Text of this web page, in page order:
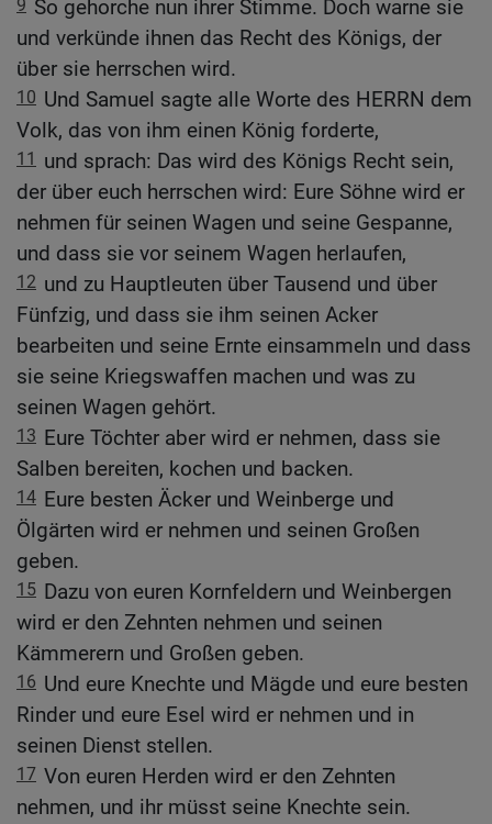
9 So gehorche nun ihrer Stimme. Doch warne sie
und verkünde ihnen das Recht des Königs, der
über sie herrschen wird.
10 Und Samuel sagte alle Worte des HERRN dem
Volk, das von ihm einen König forderte,
11
und sprach: Das wird des Königs Recht sein,
der über euch herrschen wird: Eure Söhne wird er
nehmen für seinen Wagen und seine Gespanne,
und dass sie vor seinem Wagen herlaufen,
12 und zu Hauptleuten über Tausend und über
Fünfzig, und dass sie ihm seinen Acker
bearbeiten und seine Ernte einsammeln und dass
sie seine Kriegswaffen machen und was zu
seinen Wagen gehört.
13 Eure Töchter aber wird er nehmen, dass sie
Salben bereiten, kochen und backen.
14 Eure besten Äcker und Weinberge und
Ölgärten wird er nehmen und seinen Großen
geben.
15 Dazu von euren Kornfeldern und Weinbergen
wird er den Zehnten nehmen und seinen
Kämmerern und Großen geben.
16 Und eure Knechte und Mägde und eure besten
Rinder und eure Esel wird er nehmen und in
seinen Dienst stellen.
17 Von euren Herden wird er den Zehnten
nehmen, und ihr müsst seine Knechte sein.